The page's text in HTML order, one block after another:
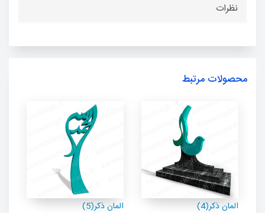
نظرات
محصولات مرتبط
المان ذکر(5) المان ذکر(4)